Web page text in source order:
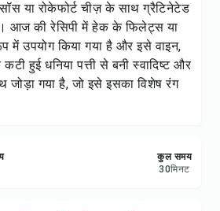
रिपोर्ट करें
या रोकेफोर्ट चीज़ के साथ ग्रैटिनेटेड
आज की रेसिपी में हेक के फिलेट्स या
में उपयोग किया गया है और इसे वाइन,
हुई धनिया पत्ती से बनी स्वादिष्ट और
जोड़ा गया है, जो इसे इसका विशेष रंग
कुल समय
30मिनट